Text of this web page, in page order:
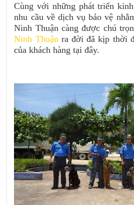
Cùng với những phát triển
nhu cầu về dịch vụ bảo vệ
Ninh Thuận càng được chú
Ninh Thuận ra đời đã kịp thời
của khách hàng tại đây.